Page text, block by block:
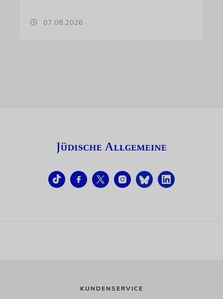
07.08.2026
KUNDENSERVICE